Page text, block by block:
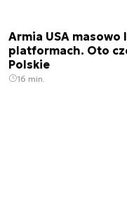
Armia USA
platformach. Oto
Polskie
16 min.